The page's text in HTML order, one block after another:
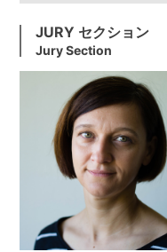
JURY セクション
Jury Section